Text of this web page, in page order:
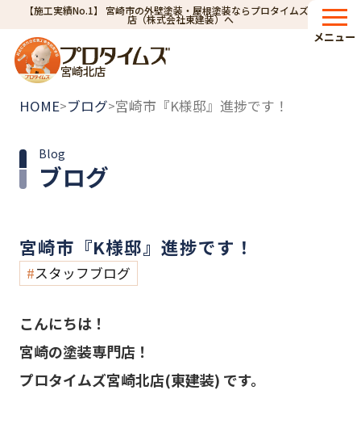
【施工実績No.1】 宮崎市の外壁塗装・屋根塗装ならプロタイムズ宮崎北
店（株式会社東建装）へ
宮崎北店
メニュー
HOME>ブログ>宮崎市『K様邸』進捗です！
ブログ
Blog
宮崎市『K様邸』進捗です！
スタッフブログ
こんにちは！
宮崎の塗装専門店！
プロタイムズ宮崎北店(東建装) です。